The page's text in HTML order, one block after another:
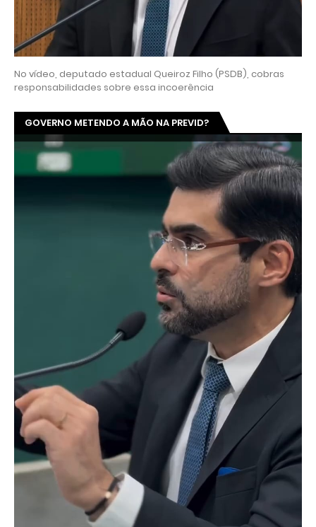
No vídeo, deputado estadual Queiroz Filho (PSDB), cobras
responsabilidades sobre essa incoerência
GOVERNO METENDO A MÃO NA PREVID?